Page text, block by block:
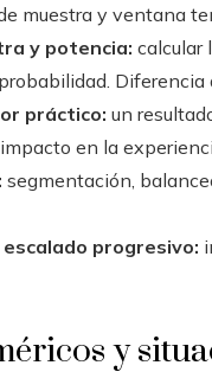
muestra y ventana
y potencia: calcular
práctico: un
en la
segmentación,
progresivo:
y